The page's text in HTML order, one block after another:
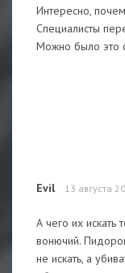
Интересно,
Специалисты
Можно было это
Evil 13 августа
А чего их
вонючий.
не искать, а